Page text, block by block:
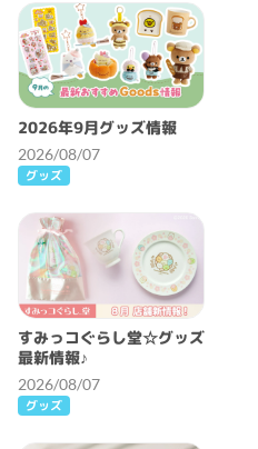
2026年9月グッズ情報
2026/08/07
グッズ
すみっコぐらし堂☆グッズ
最新情報♪
2026/08/07
グッズ